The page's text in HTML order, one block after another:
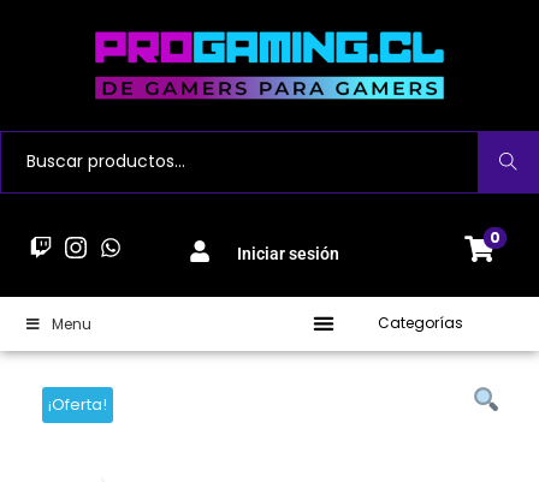
Buscar
Iniciar sesión
0
Menu Categorías
¡Oferta!